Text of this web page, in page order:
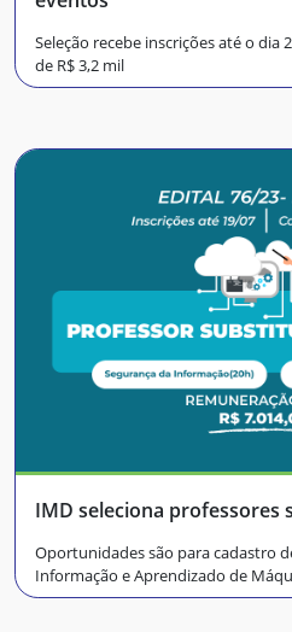
Seleção recebe inscrições até o dia
de R$ 3,2 mil
IMD seleciona professores
Oportunidades são para cadastro
Informação e Aprendizado de